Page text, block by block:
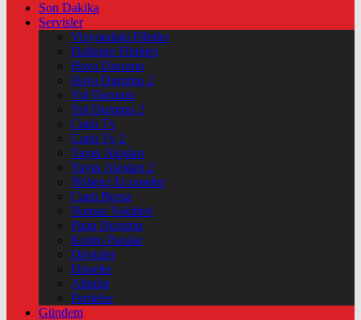
Son Dakika
Servisler
Vizyondaki Filmler
Haftanin Filmleri
Hava Durumu
Hava Durumu 2
Yol Durumu
Yol Durumu 2
Canlı Tv
Canlı Tv 2
Yayın Akışları
Yayın Akışları 2
Nöbetçi Eczaneler
Canlı Borsa
Namaz Vakitleri
Puan Durumu
Kripto Paralar
Dövizler
Hisseler
Altınlar
Pariteler
Gündem